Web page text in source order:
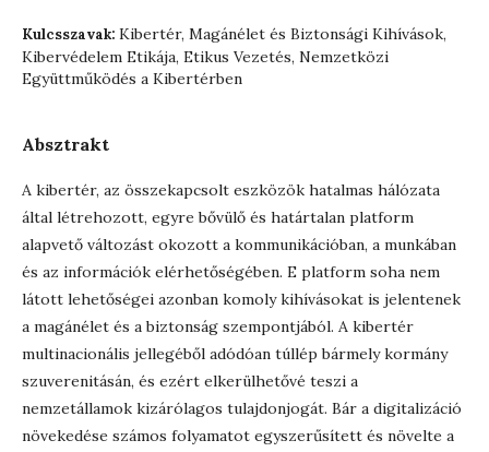
Kulcsszavak: Kibertér, Magánélet és Biztonsági Kihívások,
Kibervédelem Etikája, Etikus Vezetés, Nemzetközi
Együttműködés a Kibertérben
Absztrakt
A kibertér, az összekapcsolt eszközök hatalmas hálózata
által létrehozott, egyre bővülő és határtalan platform
alapvető változást okozott a kommunikációban, a munkában
és az információk elérhetőségében. E platform soha nem
látott lehetőségei azonban komoly kihívásokat is jelentenek
a magánélet és a biztonság szempontjából. A kibertér
multinacionális jellegéből adódóan túllép bármely kormány
szuverenitásán, és ezért elkerülhetővé teszi a
nemzetállamok kizárólagos tulajdonjogát. Bár a digitalizáció
növekedése számos folyamatot egyszerűsített és növelte a